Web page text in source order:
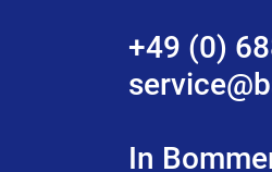
+49 (0)
In